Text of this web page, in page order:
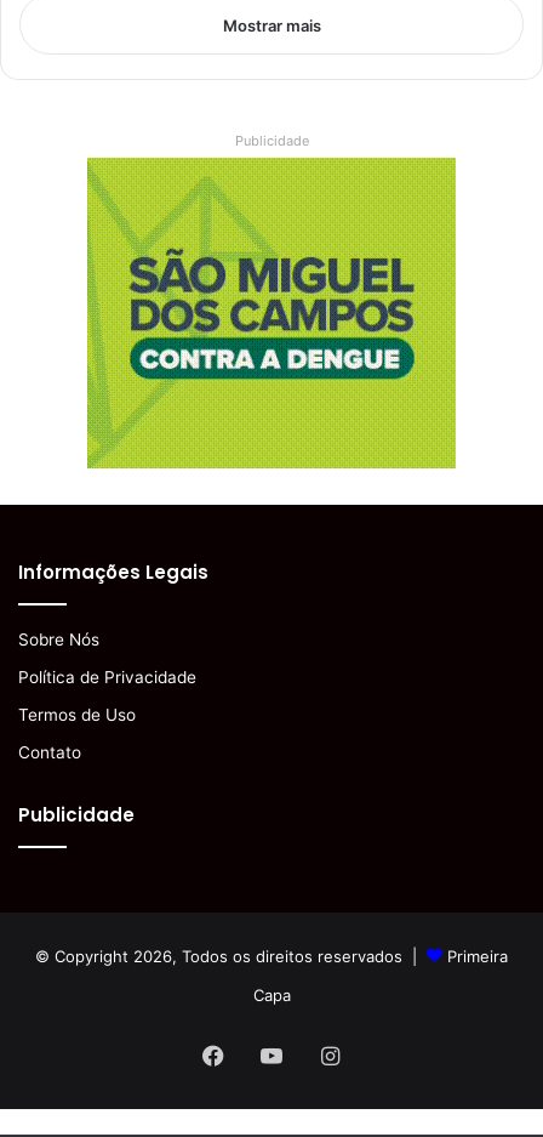
Mostrar mais
Publicidade
Informações Legais
Sobre Nós
Política de Privacidade
Termos de Uso
Contato
Publicidade
© Copyright 2026, Todos os direitos reservados |
Primeira
Capa
Facebook
YouTubeInstagram